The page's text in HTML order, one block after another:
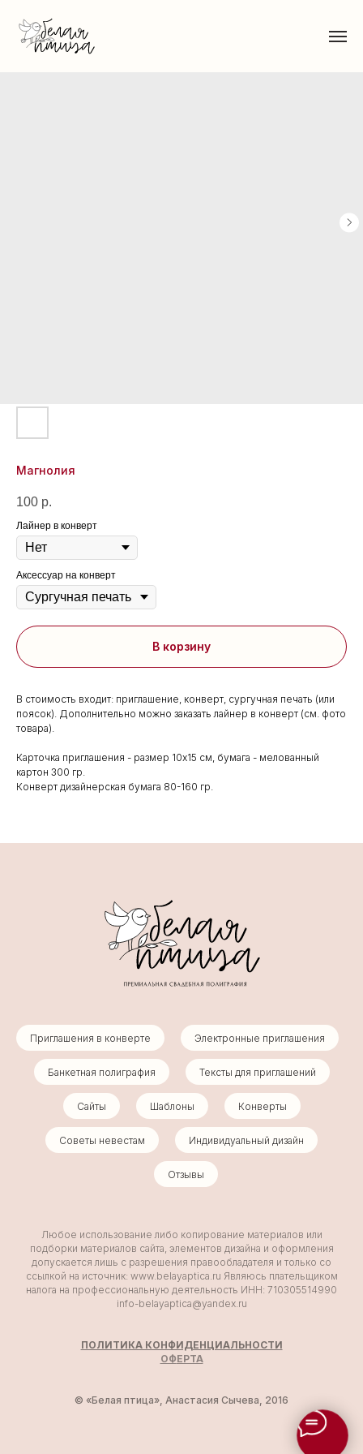
Магнолия
100 р.
Лайнер в конверт
Аксессуар на конверт
В корзину
В стоимость входит: приглашение, конверт, сургучная печать (или
поясок). Дополнительно можно заказать лайнер в конверт (см. фото
товара).
Карточка приглашения - размер 10х15 см, бумага - мелованный
картон 300 гр.
Конверт дизайнерская бумага 80-160 гр.
Приглашения в конверте Электронные приглашения
Банкетная полиграфия Тексты для приглашений
Сайты Шаблоны Конверты
Советы невестам Индивидуальный дизайн
Отзывы
Любое использование либо копирование материалов или
подборки материалов сайта, элементов дизайна и оформления
допускается лишь с разрешения правообладателя и только со
ссылкой на источник: www.belayaptica.ru Являюсь плательщиком
налога на профессиональную деятельность ИНН: 710305514990
info-belayaptica@yandex.ru
ПОЛИТИКА КОНФИДЕНЦИАЛЬНОСТИ
ОФЕРТА
© «Белая птица», Анастасия Сычева, 2016